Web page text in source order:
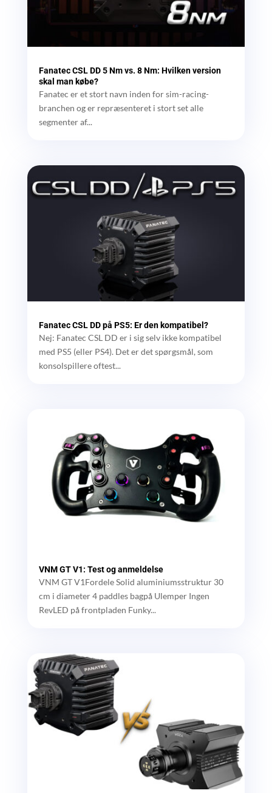
Fanatec CSL DD 5 Nm vs. 8 Nm: Hvilken version
skal man købe?
Fanatec er et stort navn inden for sim-racing-
branchen og er repræsenteret i stort set alle
segmenter af...
Fanatec CSL DD på PS5: Er den kompatibel?
Nej: Fanatec CSL DD er i sig selv ikke kompatibel
med PS5 (eller PS4). Det er det spørgsmål, som
konsolspillere oftest...
VNM GT V1: Test og anmeldelse
VNM GT V1Fordele Solid aluminiumsstruktur 30
cm i diameter 4 paddles bagpå Ulemper Ingen
RevLED på frontpladen Funky...